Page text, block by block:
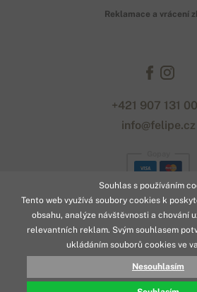
14 292 Kč
Reklamace a vrácení
+421 907 131
info@felipe.cz
© 2026
bynaum. | Powered
Souhlas s používáním
Tento web využívá soubory cookies k
obsahu, analýze návštěvnosti a chování
relevantních reklam. Svým souhlasem
ukládáním souborů cookies ve
Nesouhlasím